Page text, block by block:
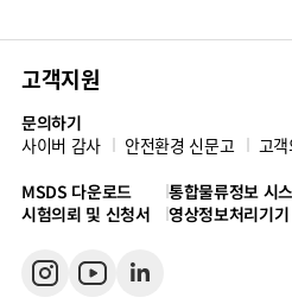
고객지원
문의하기
사이버 감사
안전환경 신문고 고
MSDS 다운로드
시험의뢰 및 신청서
통합물류정보 시
영상정보처리기